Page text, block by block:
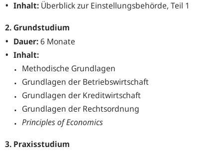
Inhalt: Überblick zur Einstellungsbehörde, Teil 1
2. Grundstudium
Dauer: 6 Monate
Inhalt:
Methodische Grundlagen
Grundlagen der Betriebswirtschaft
Grundlagen der Kreditwirtschaft
Grundlagen der Rechtsordnung
Principles of Economics
3. Praxisstudium